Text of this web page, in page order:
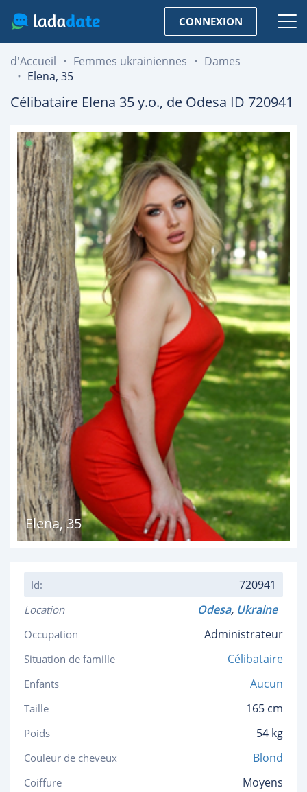
CONNEXION
d'Accueil Femmes ukrainiennes
Dames
Elena, 35
Célibataire Elena 35y.o., de Odesa ID 720941
Elena,35
Id: 720941
Location Odesa, Ukraine
Occupation Administrateur
Situation de famille Célibataire
Enfants Aucun
Taille 165 cm
Poids 54 kg
Couleur de cheveux Blond
Coiffure Moyens